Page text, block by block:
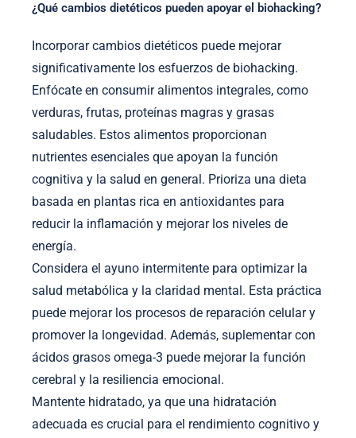
¿Qué cambios dietéticos pueden apoyar el biohacking?
Incorporar cambios dietéticos puede mejorar
significativamente los esfuerzos de biohacking.
Enfócate en consumir alimentos integrales, como
verduras, frutas, proteínas magras y grasas
saludables. Estos alimentos proporcionan
nutrientes esenciales que apoyan la función
cognitiva y la salud en general. Prioriza una dieta
basada en plantas rica en antioxidantes para
reducir la inflamación y mejorar los niveles de
energía.
Considera el ayuno intermitente para optimizar la
salud metabólica y la claridad mental. Esta práctica
puede mejorar los procesos de reparación celular y
promover la longevidad. Además, suplementar con
ácidos grasos omega-3 puede mejorar la función
cerebral y la resiliencia emocional.
Mantente hidratado, ya que una hidratación
adecuada es crucial para el rendimiento cognitivo y